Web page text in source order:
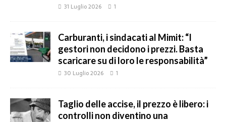
31 Luglio 2026 1
Carburanti, i sindacati al Mimit: “I
gestori non decidono i prezzi. Basta
scaricare su di loro le responsabilità”
30 Luglio 2026 1
Taglio delle accise, il prezzo è libero: i
controlli non diventino una